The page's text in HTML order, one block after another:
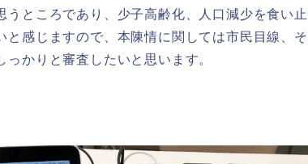
うところであり、少子高齢化、人口減少を食い
と感じますので、本陳情に関しては市民目線、
かりと審査したいと思います。